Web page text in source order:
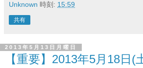
Unknown 時刻: 15:59
共有
2013年5月13日月曜日
【重要】2013年5月18日